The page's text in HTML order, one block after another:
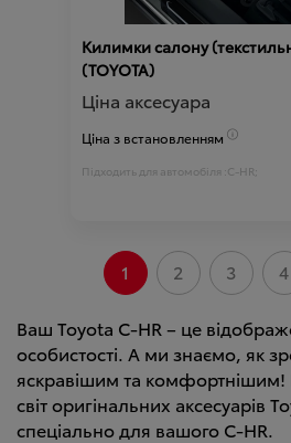
Килимки салону
(TOYOTA)
Ціна аксесуара
Ціна з встановленням
Підходить для автомобіля :C-HR;
1 2 3 4
Ваш Toyota C-HR – це
особистості. А ми знаємо, як
яскравішим та комфортнішим!
світ оригінальних аксесуарів
спеціально для вашого C-HR.